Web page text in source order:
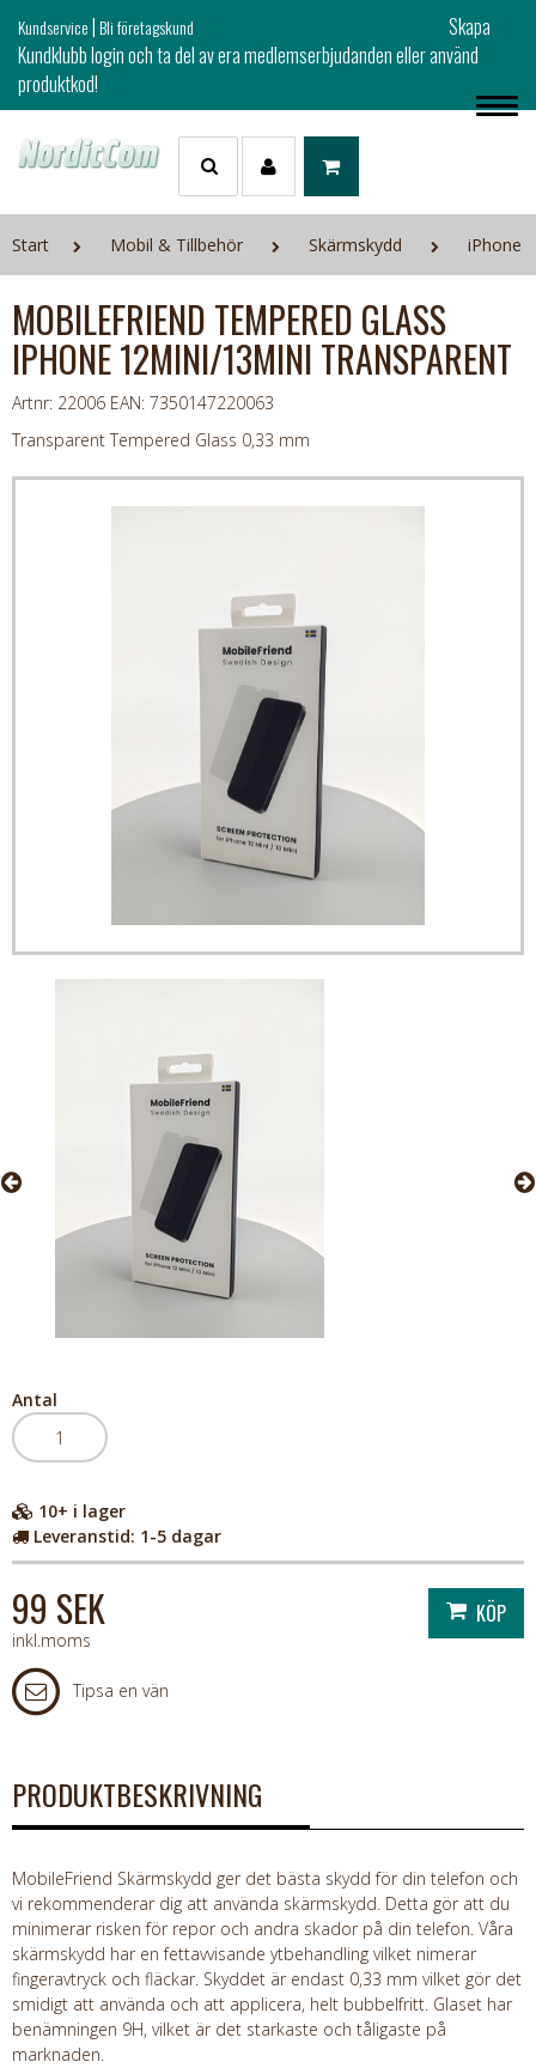
Kundservice|Bli företagskund
Skapa
Kundklubb login och ta del av era medlemserbjudanden eller använd
produktkod!
Start Mobil & Tillbehör Skärmskydd iPhone
MOBILEFRIEND TEMPERED GLASS
IPHONE 12MINI/13MINI TRANSPARENT
Artnr: 22006 EAN: 7350147220063
Transparent Tempered Glass 0,33 mm
Antal
10+ i lager
Leveranstid: 1-5 dagar
99 SEK
inkl.moms
Tipsa en vän
PRODUKTBESKRIVNING
MobileFriend Skärmskydd ger det bästa skydd för din telefon och
vi rekommenderar dig att använda skärmskydd. Detta gör att du
minimerar risken för repor och andra skador på din telefon. Våra
skärmskydd har en fettavvisande ytbehandling vilket nimerar
fingeravtryck och fläckar. Skyddet är endast 0,33 mm vilket gör det
smidigt att använda och att applicera, helt bubbelfritt. Glaset har
benämningen 9H, vilket är det starkaste och tåligaste på
marknaden.